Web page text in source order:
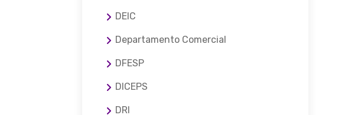
DEIC
Departamento Comercial
DFESP
DICEPS
DRI